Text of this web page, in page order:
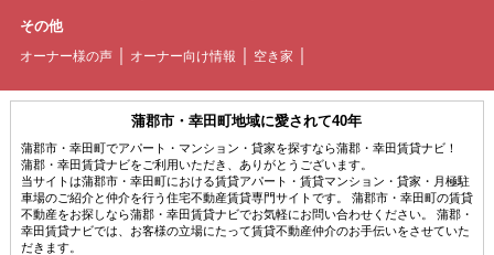
その他
オーナー様の声 オーナー向け情報 空き家
蒲郡市・幸田町地域に愛されて40年
蒲郡市・幸田町でアパート・マンション・貸家を探すなら蒲郡・幸田賃貸ナビ！
蒲郡・幸田賃貸ナビをご利用いただき、ありがとうございます。
当サイトは蒲郡市・幸田町における賃貸アパート・賃貸マンション・貸家・月極駐
車場のご紹介と仲介を行う住宅不動産賃貸専門サイトです。 蒲郡市・幸田町の賃貸
不動産をお探しなら蒲郡・幸田賃貸ナビでお気軽にお問い合わせください。 蒲郡・
幸田賃貸ナビでは、お客様の立場にたって賃貸不動産仲介のお手伝いをさせていた
だきます。